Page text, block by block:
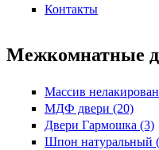
Контакты
Межкомнатные
Массив
МДФ двери (20)
Двери Гармошка (3)
Шпон натуральный